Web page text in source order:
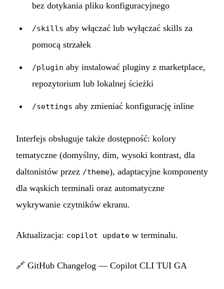
bez dotykania pliku konfiguracyjnego
/skills aby włączać lub wyłączać skills za
pomocą strzałek
/plugin aby instalować pluginy z marketplace,
repozytorium lub lokalnej ścieżki
/settings aby zmieniać konfigurację inline
Interfejs obsługuje także dostępność: kolory
tematyczne (domyślny, dim, wysoki kontrast, dla
daltonistów przez /theme), adaptacyjne komponenty
dla wąskich terminali oraz automatyczne
wykrywanie czytników ekranu.
Aktualizacja: copilot update w terminalu.
🔗 GitHub Changelog — Copilot CLI TUI GA